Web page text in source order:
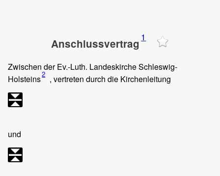
Anschlussvertrag 1
Zwischen der Ev.-Luth. Landeskirche Schleswig-
Holsteins2 , vertreten durch die Kirchenleitung
und